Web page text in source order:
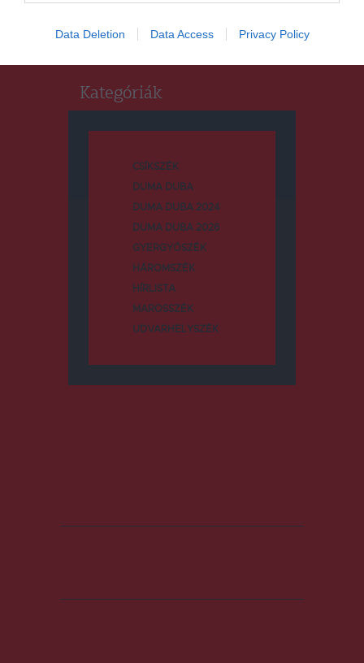
Data Deletion Data Access Privacy Policy
Kategóriák
CSÍKSZÉK
DUMA DUBA
DUMA DUBA 2024
DUMA DUBA 2026
GYERGYÓSZÉK
HÁROMSZÉK
HÍRLISTA
MAROSSZÉK
UDVARHELYSZÉK